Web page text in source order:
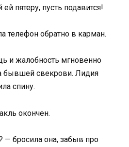
пятеру, пусть подавится!
телефон обратно в карман.
и жалобность мгновенно
бывшей свекрови. Лидия
спину.
окончен.
— бросила она, забыв про